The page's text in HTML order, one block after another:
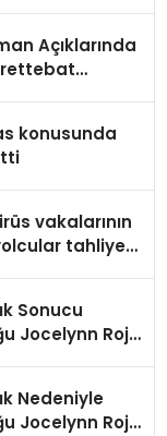
Açıklarında
konusunda
vakalarının
tahliye
Sonucu
Jocelynn Rojo
Nedeniyle
Jocelynn Rojo